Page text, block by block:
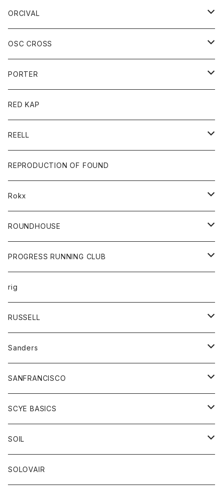
Tシャツ
ロングスリーブＴシャツ
ジーンズ
パンツ
ボトム
スカート
ORCIVAL
アウター
コート
ジャケット
アクセサリー
バッグ
キッズ
Tシャツ
帽子
グッズ
靴
バック
トップス
カットソー
カーディガン
ニット
ベスト
ボトムス
ショートパンツ
パンツ
レディース
カットソー
コート
ボトム
ワンピース
OSC CROSS
ダウンジャケット
PORTER
カードホルダー
キーホルダー
財布
バック
RED KAP
REELL
パンツ
ショートパンツ
REPRODUCTION OF FOUND
Rokx
ボトム
ROUNDHOUSE
エプロン
キッズ
オーバーオール
ボトム
ペインターパンツ
PROGRESS RUNNING CLUB
トップス
Tシャツ
グッズ
帽子
rig
RUSSELL
アウター
コート
パーカー
スカート
Tシャツ
トップス
Tシャツ
ボトム
Sanders
グッズ
靴
SANFRANCISCO
アウター
カーディガン
コート
グッズ
ネクタイ
アクセサリー
SCYE BASICS
ボトム
ジーンズ
トップス
SOIL
靴
SOLOVAIR